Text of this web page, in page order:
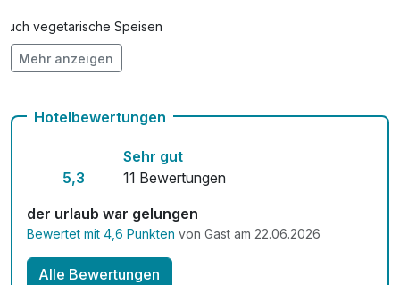
Auch vegetarische Speisen
Kostenloses W-LAN
Mehr anzeigen
Hotelbewertungen
5,3
Sehr gut
11 Bewertungen
der urlaub war gelungen
Bewertet mit 4,6 Punkten von Gast am 22.06.2026
Alle Bewertungen